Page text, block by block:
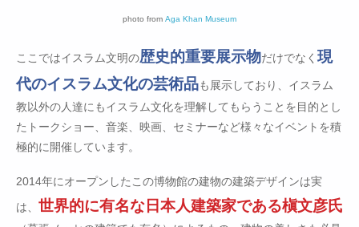
photo from Aga Khan Museum
ここではイスラム文明の歴史的重要展示物だけでなく 現
代のイスラム文化の芸術品も展示しており、イスラム
教以外の人達にもイスラム文化を理解してもらうことを目的とし
たトークショー、音楽、映画、セミナーなど様々なイベントを積
極的に開催しています。
2014年にオープンしたこの博物館の建物の建築デザインは実
は、 世界的に有名な日本人建築家である槇文彦氏